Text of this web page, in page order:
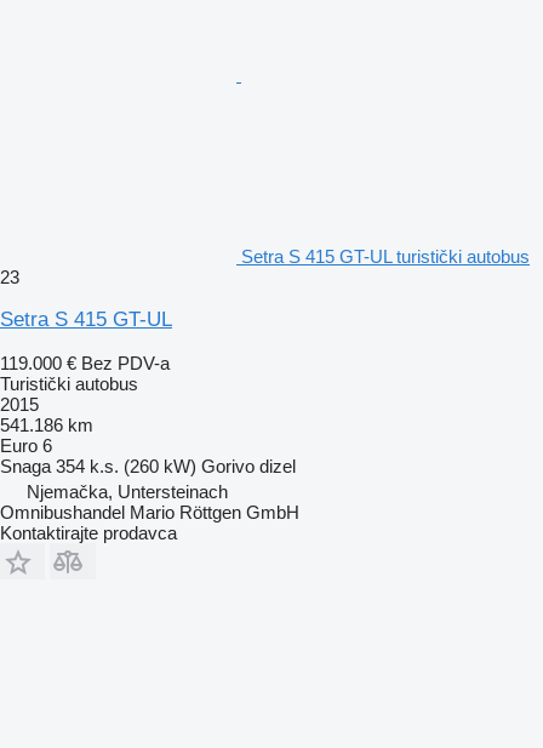
Setra S 415 GT-UL turistički autobus
23
Setra S 415 GT-UL
119.000 € Bez PDV-a
Turistički autobus
2015
541.186 km
Euro 6
Snaga 354 k.s. (260 kW) Gorivo dizel
Njemačka, Untersteinach
Omnibushandel Mario Röttgen GmbH
Kontaktirajte prodavca